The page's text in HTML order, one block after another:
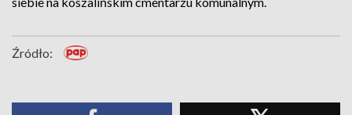
Źródło: